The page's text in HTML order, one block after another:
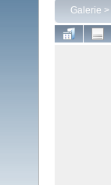
Galerie >